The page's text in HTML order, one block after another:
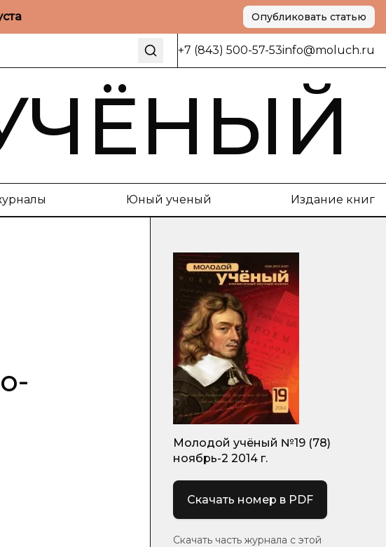
Опубликовать статью
+7 (843) 500-57-53info@moluch.ru
Юный ученый Издание книг
Молодой учёный №19 (78)
ноябрь-2 2014 г.
Скачать номер в PDF
Скачать часть журнала с этой